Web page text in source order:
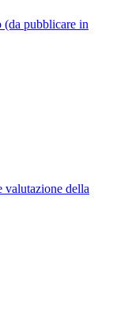
pubblicare in
valutazione della